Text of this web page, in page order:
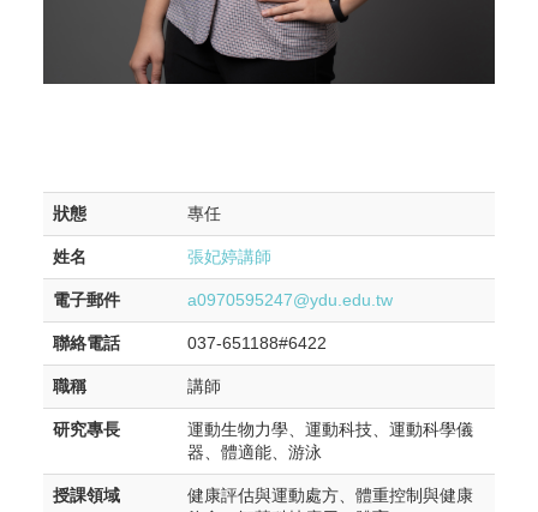
狀態 專任
姓名 張妃婷講師
電子郵件 a0970595247@ydu.edu.tw
聯絡電話 037-651188#6422
職稱 講師
研究專長
運動生物力學、運動科技、運動科學儀
器、體適能、游泳
授課領域
健康評估與運動處方、體重控制與健康